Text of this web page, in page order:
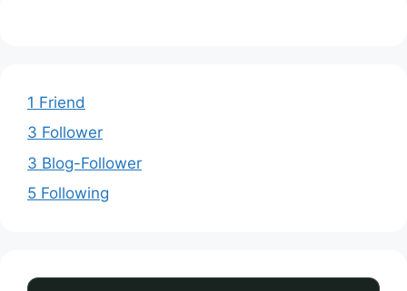
1 Friend
3 Follower
3 Blog-Follower
5 Following